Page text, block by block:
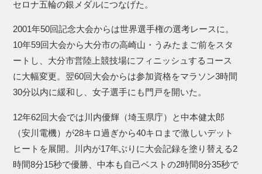
セロナ五輪の銀メダルにつなげた。
2001年50回記念大会からは世界選手権の選考レースに。
10年59回大会から大分市の高崎山・うみたまご前をスタ
ートし、大分市営陸上競技場にフィニッシュするコース
に大幅変更。翌60回大会からは参加資格をマラソン3時間
30分以内に緩和し、女子選手にも門戸を開いた。
12年62回大会では川内優輝（埼玉県庁）と中本健太郎
（安川電機）が28キロ過ぎから40キロまで激しいデット
ヒートを展開。川内が17年ぶりに大会記録を塗り替える2
時間8分15秒で優勝、中本も自己ベストの2時間8分35秒で